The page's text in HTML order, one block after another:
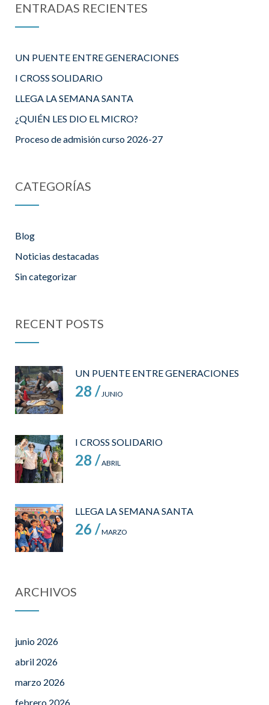
ENTRADAS RECIENTES
UN PUENTE ENTRE GENERACIONES
I CROSS SOLIDARIO
LLEGA LA SEMANA SANTA
¿QUIÉN LES DIO EL MICRO?
Proceso de admisión curso 2026-27
CATEGORÍAS
Blog
Noticias destacadas
Sin categorizar
RECENT POSTS
UN PUENTE ENTRE GENERACIONES
28 /JUNIO
I CROSS SOLIDARIO
28 /ABRIL
LLEGA LA SEMANA SANTA
26 /MARZO
ARCHIVOS
junio 2026
abril 2026
marzo 2026
febrero 2026